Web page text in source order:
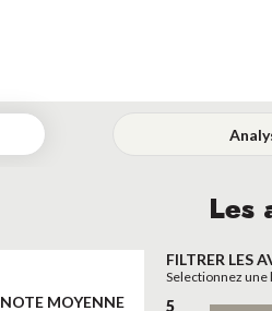
Les
NOTE MOYENNE
FILTRER LES
Selectionnez une
5